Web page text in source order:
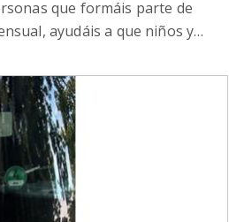
que formáis parte de
ayudáis a que niños y
que tienen un gran
gesto ayuda a construir